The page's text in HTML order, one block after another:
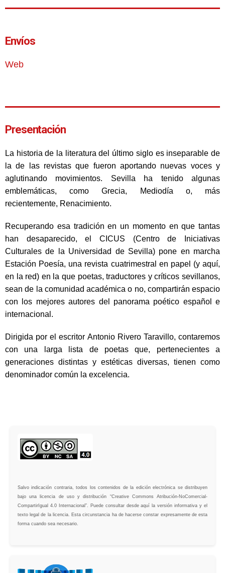
Envíos
Web
Presentación
La historia de la literatura del último siglo es inseparable de
la de las revistas que fueron aportando nuevas voces y
aglutinando movimientos. Sevilla ha tenido algunas
emblemáticas, como Grecia, Mediodía o, más
recientemente, Renacimiento.
Recuperando esa tradición en un momento en que tantas
han desaparecido, el CICUS (Centro de Iniciativas
Culturales de la Universidad de Sevilla) pone en marcha
Estación Poesía, una revista cuatrimestral en papel (y aquí,
en la red) en la que poetas, traductores y críticos sevillanos,
sean de la comunidad académica o no, compartirán espacio
con los mejores autores del panorama poético español e
internacional.
Dirigida por el escritor Antonio Rivero Taravillo, contaremos
con una larga lista de poetas que, pertenecientes a
generaciones distintas y estéticas diversas, tienen como
denominador común la excelencia.
Salvo indicación contraria, todos los contenidos de la edición electrónica se distribuyen
bajo una licencia de uso y distribución “Creative Commons Atribución-NoComercial-
CompartirIgual 4.0 Internacional”. Puede consultar desde aquí la versión informativa y el
texto legal de la licencia. Esta circunstancia ha de hacerse constar expresamente de esta
forma cuando sea necesario.